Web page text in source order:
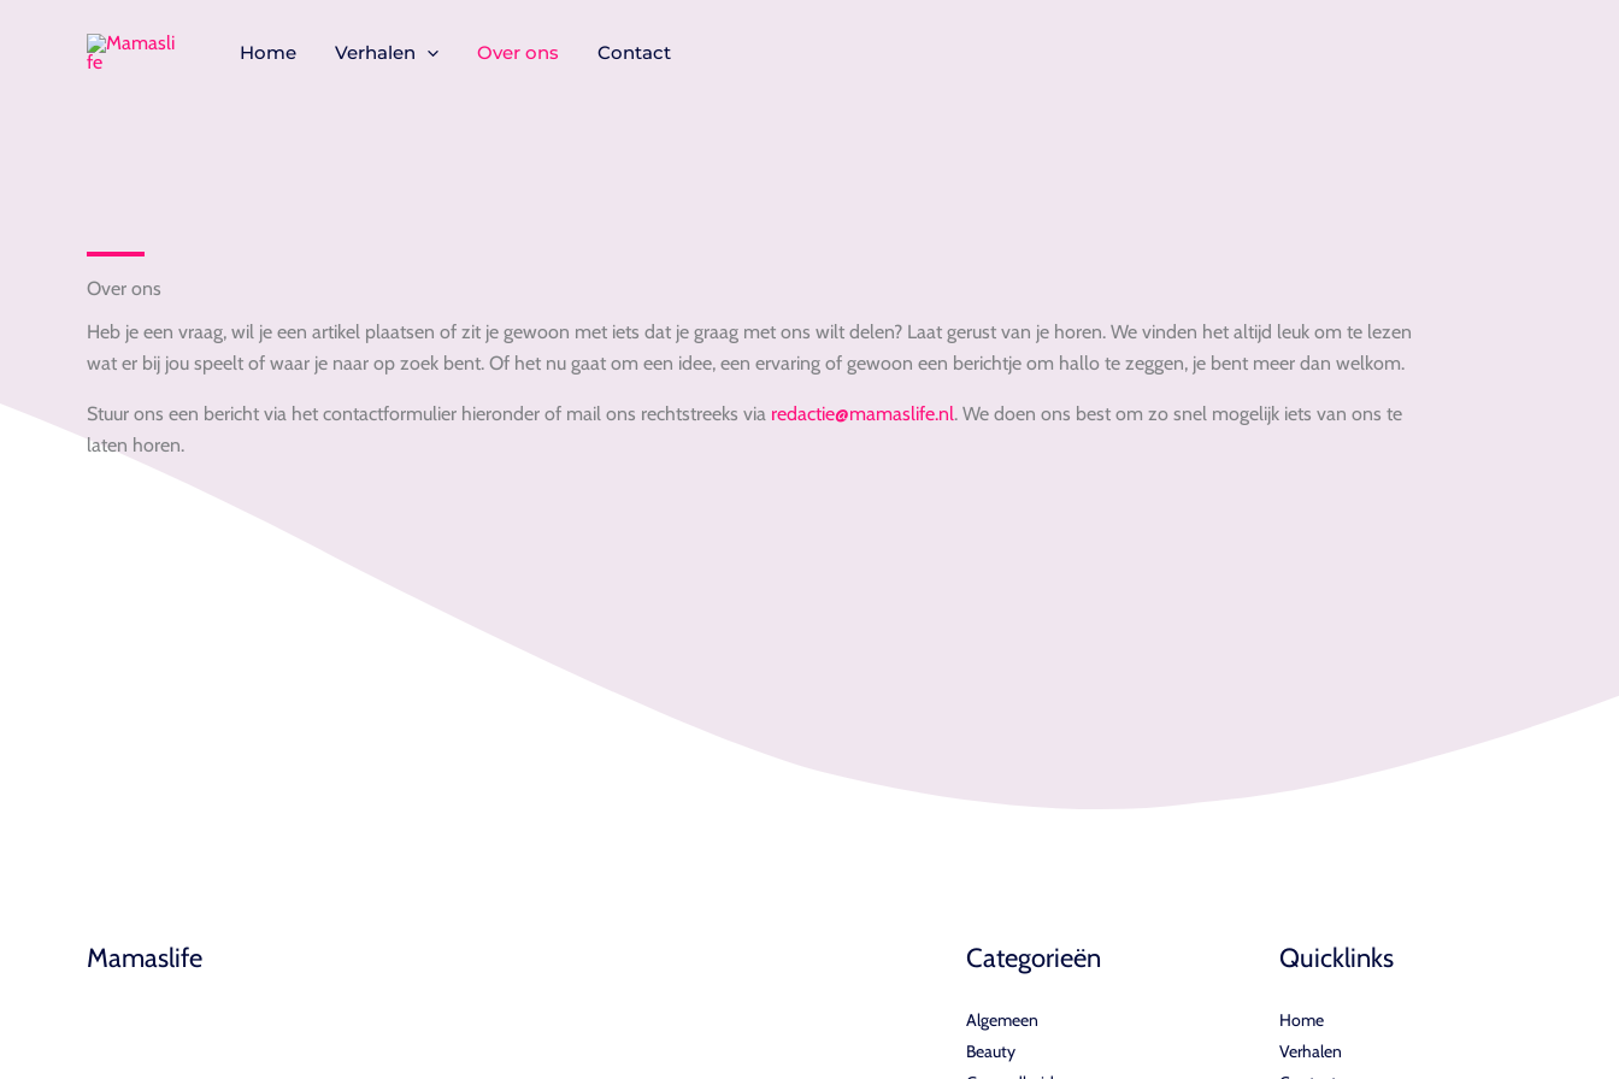
Home Verhalen Over ons Contact
Over ons
Heb je een vraag, wil je een artikel plaatsen of zit je gewoon met iets dat je graag met ons wilt delen? Laat gerust van je horen. We vinden het altijd leuk om te lezen
wat er bij jou speelt of waar je naar op zoek bent. Of het nu gaat om een idee, een ervaring of gewoon een berichtje om hallo te zeggen, je bent meer dan welkom.
Stuur ons een bericht via het contactformulier hieronder of mail ons rechtstreeks via redactie@mamaslife.nl. We doen ons best om zo snel mogelijk iets van ons te
laten horen.
Mamaslife Categorieën
Algemeen
Beauty
Quicklinks
Home
Verhalen